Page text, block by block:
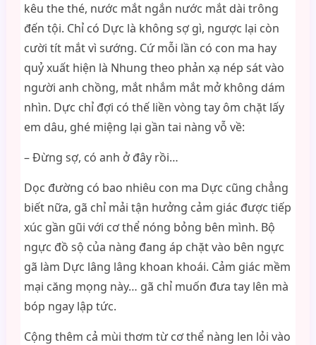
kêu the thé, nước mắt ngắn nước mắt dài trông
đến tội. Chỉ có Dực là không sợ gì, ngược lại còn
cười tít mắt vì sướng. Cứ mỗi lần có con ma hay
quỷ xuất hiện là Nhung theo phản xạ nép sát vào
người anh chồng, mắt nhắm mắt mở không dám
nhìn. Dực chỉ đợi có thế liền vòng tay ôm chặt lấy
em dâu, ghé miệng lại gần tai nàng vỗ về:
– Đừng sợ, có anh ở đây rồi…
Dọc đường có bao nhiêu con ma Dực cũng chẳng
biết nữa, gã chỉ mải tận hưởng cảm giác được tiếp
xúc gần gũi với cơ thể nóng bỏng bên mình. Bộ
ngực đồ sộ của nàng đang áp chặt vào bên ngực
gã làm Dực lâng lâng khoan khoái. Cảm giác mềm
mại căng mọng này… gã chỉ muốn đưa tay lên mà
bóp ngay lập tức.
Cộng thêm cả mùi thơm từ cơ thể nàng len lỏi vào